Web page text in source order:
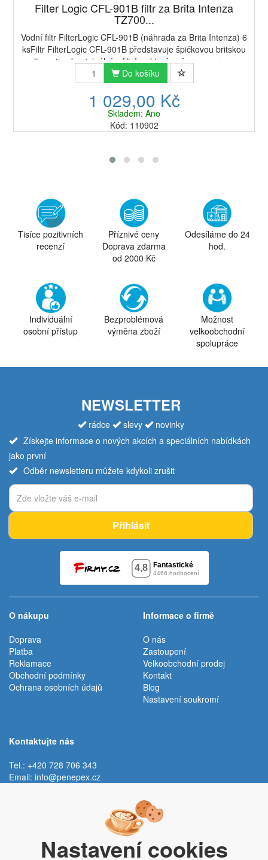
Filter Logic CFL-901B filtr za Brita Intenza
TZ700...
Vodní filtr FilterLogic CFL-901B (náhrada za Brita Intenza) 6
ksFiltr FilterLogic CFL-901B představuje špičkovou britskou
alternativu k originálním filtrům, která vašemu espressu
dodá to správné aroma...
Do košíku
1 029,00 Kč
Skladem: Ano
Kód: 110902
Tisíce pozitivních
recenzí
Příznivé ceny
Doprava zdarma
od 2000 Kč
Odesíláme do 24
hod.
Individuální
osobní přístup
Bezproblémová
výměna zboží
Možnost
velkoobchodní
spolupráce
NEWSLETTER
rádce slevy
novinky
Získejte informace o nových akcích a speciálních nabídkách
jako první
Odběr newsletteru můžete kdykoli zrušit
Přihlásit
O nákupu
Doprava
Platba
Reklamace
Obchodní podmínky
Ochrana osobních údajů
Informace o firmě
O nás
Zastoupení
Velkoobchodní prodej
Kontakt
Blog
Nastavení soukromí
Kontaktujte nás
Tel.: +420 728 706 343
Email: info@penepex.cz
Trávník 2076, 686 03 Staré Město
Nastavení cookies